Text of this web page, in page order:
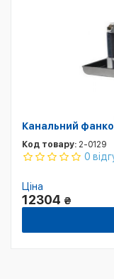
Канальний
Код товару: 2-0129
0
Ціна
12304 ₴